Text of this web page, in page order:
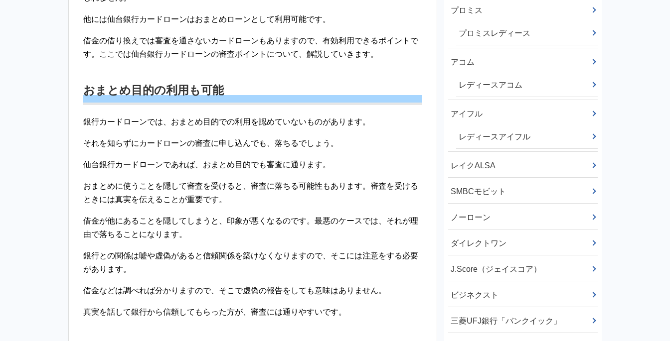
他には仙台銀行カードローンはおまとめローンとして利用可能です。
借金の借り換えでは審査を通さないカードローンもありますので、有効利用できるポイントで
す。ここでは仙台銀行カードローンの審査ポイントについて、解説していきます。
おまとめ目的の利用も可能
銀行カードローンでは、おまとめ目的での利用を認めていないものがあります。
それを知らずにカードローンの審査に申し込んでも、落ちるでしょう。
仙台銀行カードローンであれば、おまとめ目的でも審査に通ります。
おまとめに使うことを隠して審査を受けると、審査に落ちる可能性もあります。審査を受ける
ときには真実を伝えることが重要です。
借金が他にあることを隠してしまうと、印象が悪くなるのです。最悪のケースでは、それが理
由で落ちることになります。
銀行との関係は嘘や虚偽があると信頼関係を築けなくなりますので、そこには注意をする必要
があります。
借金などは調べれば分かりますので、そこで虚偽の報告をしても意味はありません。
真実を話して銀行から信頼してもらった方が、審査には通りやすいです。
プロミス
プロミスレディース
アコム
レディースアコム
アイフル
レディースアイフル
レイクALSA
SMBCモビット
ノーローン
ダイレクトワン
J.Score（ジェイスコア）
ビジネクスト
三菱UFJ銀行「バンクイック」